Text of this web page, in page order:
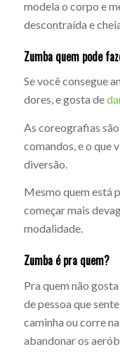
modela o corpo e
descontraída e
Zumba quem pode
Se você consegue
dores, e gosta de
As coreografias
comandos, e o que
diversão.
Mesmo quem está
começar mais
modalidade.
Zumba é pra quem?
Pra quem não
de pessoa que
caminha ou corre
abandonar os